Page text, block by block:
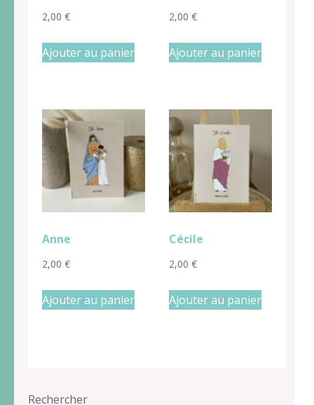
2,00 €
Ajouter au panier
2,00 €
Ajouter au panier
Anne
2,00 €
Ajouter au panier
Cécile
2,00 €
Ajouter au panier
Rechercher